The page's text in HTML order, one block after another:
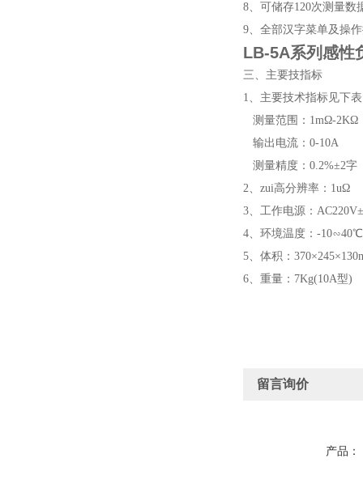
8、可储存120次测量数
9、全部汉字菜单及操
LB-5A系列感性
三、主要技指标
1、主要技术指标见下
测量范围：1mΩ-2KΩ
输出电流：0-10A
测量精度：0.2%±2字
2、zui高分辨率：1uΩ
3、工作电源：
4、环境温度：-10∽40℃
5、体积：
6、重量：7Kg(10A型)
留言询价
产品：